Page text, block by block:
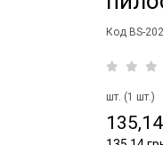
Код BS-202
шт. (1 шт.)